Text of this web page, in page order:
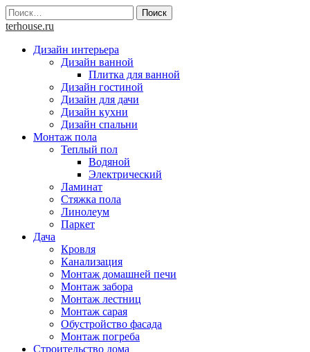
Skip
to
Найти:
terhouse.ru
Дизайн интерьера
Дизайн ванной
Плитка для ванной
Дизайн гостиной
Дизайн для дачи
Дизайн кухни
Дизайн спальни
Монтаж пола
Теплый пол
Водяной
Электрический
Ламинат
Стяжка пола
Линолеум
Паркет
Дача
Кровля
Канализация
Монтаж домашней печи
Монтаж забора
Монтаж лестниц
Монтаж сарая
Обустройство фасада
Монтаж погреба
Строительство дома